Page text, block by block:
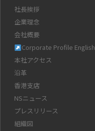
社長挨拶
企業理念
会社概要
Corporate Profile English
本社アクセス
沿革
香港支店
NSニュース
プレスリリース
組織図